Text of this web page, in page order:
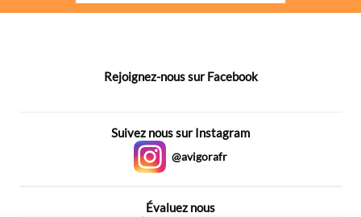
Rejoignez-nous sur Facebook
Suivez nous sur Instagram
@avigorafr
Évaluez nous